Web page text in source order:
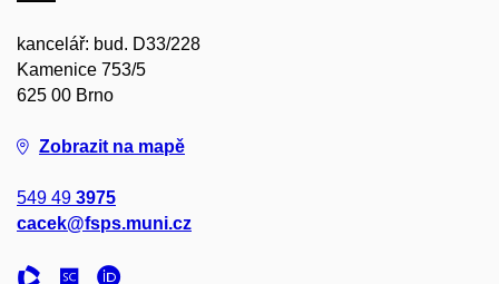
kancelář: bud. D33/228
Kamenice 753/5
625 00 Brno
Zobrazit na mapě
549 49 3975
cacek@fsps.muni.cz